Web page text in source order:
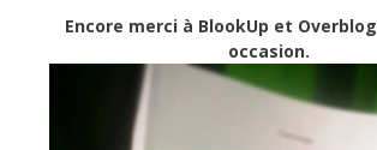
Encore merci à BlookUp et Overblog
occasion.